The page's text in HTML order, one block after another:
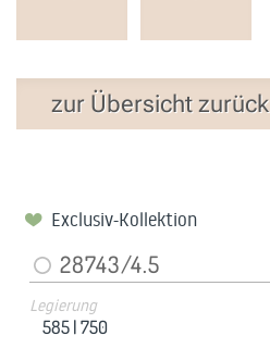
zur Übersicht zurück
Exclusiv-Kollektion
28743/4.5
Legierung
585 |750